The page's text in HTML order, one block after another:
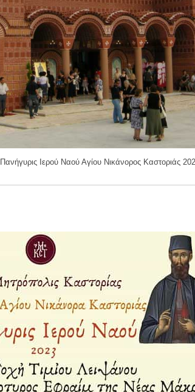
Πανήγυρις Ιερού Ναού Αγίου Νικάνορος Καστοριάς